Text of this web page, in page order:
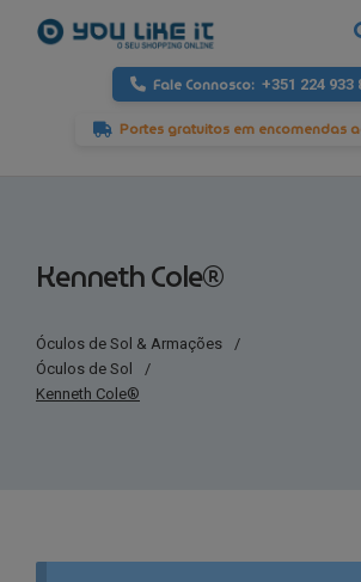
Fale Connosco: +351 224 933
Portes gratuitos em encomendas
Kenneth Cole®
Óculos de Sol & Armações
/
Óculos de Sol
/
Kenneth Cole®